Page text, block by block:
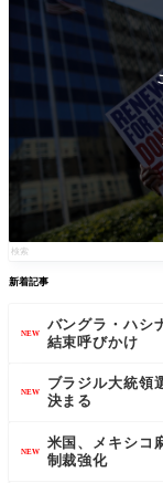
新着記事
NEW
バングラ・ハシ
結束呼びかけ
NEW
ブラジル大統領
決まる
NEW
米国、メキシコ
制裁強化